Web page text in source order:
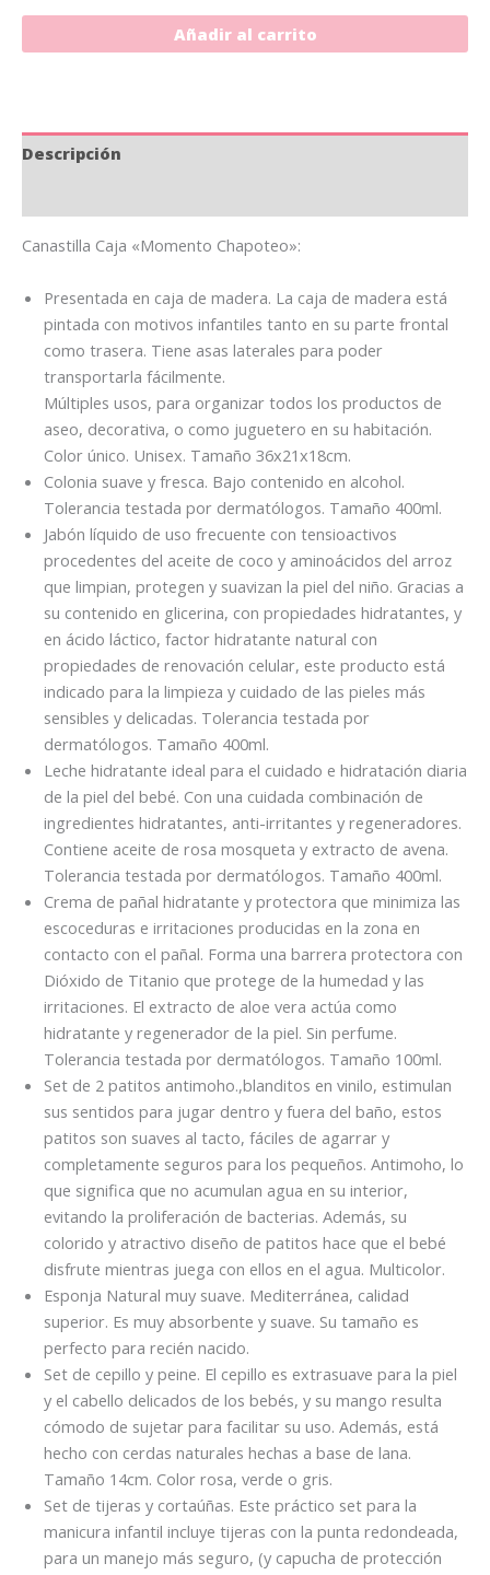
Añadir al carrito
Descripción
Canastilla Caja «Momento Chapoteo»:
Presentada en caja de madera. La caja de madera está
pintada con motivos infantiles tanto en su parte frontal
como trasera. Tiene asas laterales para poder
transportarla fácilmente.
Múltiples usos, para organizar todos los productos de
aseo, decorativa, o como juguetero en su habitación.
Color único. Unisex. Tamaño 36x21x18cm.
Colonia suave y fresca. Bajo contenido en alcohol.
Tolerancia testada por dermatólogos. Tamaño 400ml.
Jabón líquido de uso frecuente con tensioactivos
procedentes del aceite de coco y aminoácidos del arroz
que limpian, protegen y suavizan la piel del niño. Gracias a
su contenido en glicerina, con propiedades hidratantes, y
en ácido láctico, factor hidratante natural con
propiedades de renovación celular, este producto está
indicado para la limpieza y cuidado de las pieles más
sensibles y delicadas. Tolerancia testada por
dermatólogos. Tamaño 400ml.
Leche hidratante ideal para el cuidado e hidratación diaria
de la piel del bebé. Con una cuidada combinación de
ingredientes hidratantes, anti-irritantes y regeneradores.
Contiene aceite de rosa mosqueta y extracto de avena.
Tolerancia testada por dermatólogos. Tamaño 400ml.
Crema de pañal hidratante y protectora que minimiza las
escoceduras e irritaciones producidas en la zona en
contacto con el pañal. Forma una barrera protectora con
Dióxido de Titanio que protege de la humedad y las
irritaciones. El extracto de aloe vera actúa como
hidratante y regenerador de la piel. Sin perfume.
Tolerancia testada por dermatólogos. Tamaño 100ml.
Set de 2 patitos antimoho.,blanditos en vinilo, estimulan
sus sentidos para jugar dentro y fuera del baño, estos
patitos son suaves al tacto, fáciles de agarrar y
completamente seguros para los pequeños. Antimoho, lo
que significa que no acumulan agua en su interior,
evitando la proliferación de bacterias. Además, su
colorido y atractivo diseño de patitos hace que el bebé
disfrute mientras juega con ellos en el agua. Multicolor.
Esponja Natural muy suave. Mediterránea, calidad
superior. Es muy absorbente y suave. Su tamaño es
perfecto para recién nacido.
Set de cepillo y peine. El cepillo es extrasuave para la piel
y el cabello delicados de los bebés, y su mango resulta
cómodo de sujetar para facilitar su uso. Además, está
hecho con cerdas naturales hechas a base de lana.
Tamaño 14cm. Color rosa, verde o gris.
Set de tijeras y cortaúñas. Este práctico set para la
manicura infantil incluye tijeras con la punta redondeada,
para un manejo más seguro, (y capucha de protección